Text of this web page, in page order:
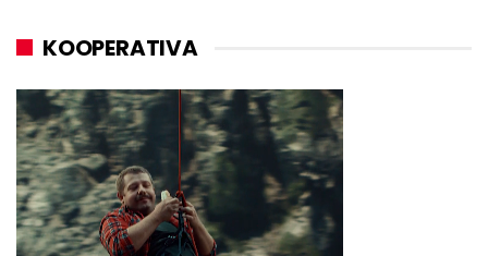
KOOPERATIVA